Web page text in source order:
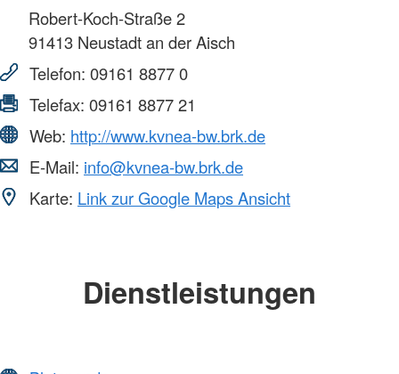
Robert-Koch-Straße 2
91413 Neustadt an der Aisch
Telefon: 09161 8877 0
Telefax: 09161 8877 21
Web: http://www.kvnea-bw.brk.de
E-Mail: info@kvnea-bw.brk.de
Karte: Link zur Google Maps Ansicht
Dienstleistungen